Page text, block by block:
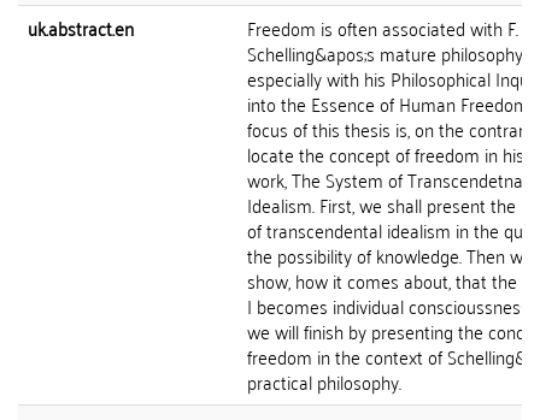
uk.abstract.en
Freedom is often associated with F.
Schelling&apos;s mature philosophy,
especially with his Philosophical
into the Essence of Human Freedom.
focus of this thesis is, on the
locate the concept of freedom in his
work, The System of Transcendetnal
Idealism. First, we shall present the
of transcendental idealism in the
the possibility of knowledge. Then we
show, how it comes about, that the
I becomes individual conscioussness,
we will finish by presenting the
freedom in the context of
practical philosophy.